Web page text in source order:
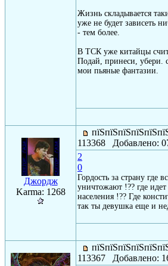
Жизнь складывается
уже не будет зависеть
- тем более.
В ТСК уже китайцы
Подай, принеси, убери.
мои пьяные фантазии.
Джордж
Karma: 1268
113368 Добавлено:
2
0
Гордость за страну где
уничтожают !?? где
населения !?? Где
так ты девушка еще и
113367 Добавлено: